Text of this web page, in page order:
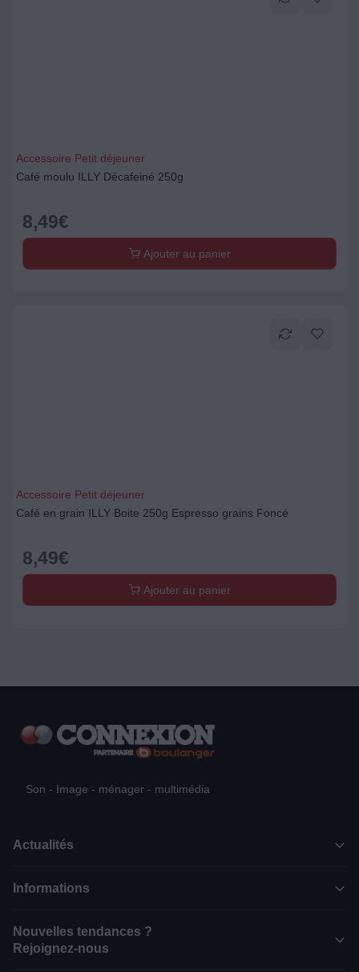
Accessoire Petit déjeuner
Café moulu ILLY Décafeiné 250g
8,49€
Ajouter au panier
Accessoire Petit déjeuner
Café en grain ILLY Boite 250g Espresso grains Foncé
8,49€
Ajouter au panier
Son - Image - ménager - multimédia
Actualités
Informations
Nouvelles tendances ?
Rejoignez-nous